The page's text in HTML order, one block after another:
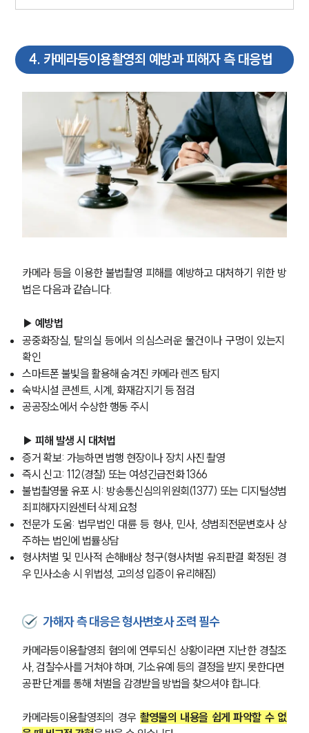
그룹소개
그룹소개
대륜의 강점
오시는 길
4. 카메라등이용촬영죄 예방과 피해자 측 대응법
카메라 등을 이용한 불법촬영 피해를 예방하고 대처하기 위한 방
법은 다음과 같습니다.
▶ 예방법
공중화장실, 탈의실 등에서 의심스러운 물건이나 구멍이 있는지
확인
스마트폰 불빛을 활용해 숨겨진 카메라 렌즈 탐지
숙박시설 콘센트, 시계, 화재감지기 등 점검
공공장소에서 수상한 행동 주시
▶ 피해 발생 시 대처법
증거 확보: 가능하면 범행 현장이나 장치 사진 촬영
즉시 신고: 112(경찰) 또는 여성긴급전화 1366
불법촬영물 유포 시: 방송통신심의위원회(1377) 또는 디지털성범
죄피해자지원센터 삭제 요청
전문가 도움: 법무법인 대륜 등 형사, 민사, 성범죄전문변호사 상
주하는 법인에 법률상담
형사처벌 및 민사적 손해배상 청구(형사처벌 유죄판결 확정된 경
우 민사소송 시 위법성, 고의성 입증이 유리해짐)
가해자 측 대응은 형사변호사 조력 필수
카메라등이용촬영죄 혐의에 연루되신 상황이라면 지난한 경찰조
사, 검찰수사를 거쳐야 하며, 기소유예 등의 결정을 받지 못한다면
공판 단계를 통해 처벌을 감경받을 방법을 찾으셔야 합니다.
카메라등이용촬영죄의 경우 촬영물의 내용을 쉽게 파악할 수 없